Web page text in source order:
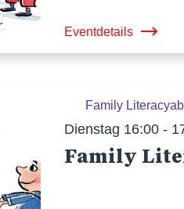
Eventdetails
Family Literacy
Dienstag 16:00 -
Family